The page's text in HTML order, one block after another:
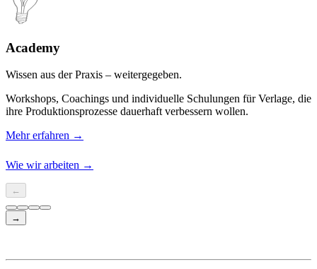
Academy
Wissen aus der Praxis – weitergegeben.
Workshops, Coachings und individuelle Schulungen für Verlage, die
ihre Produktionsprozesse dauerhaft verbessern wollen.
Mehr erfahren →
Wie wir arbeiten →
←
→